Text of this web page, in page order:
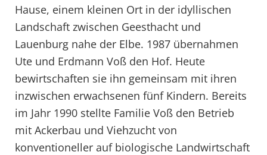
Hause, einem kleinen Ort in der idyllischen
Landschaft zwischen Geesthacht und
Lauenburg nahe der Elbe. 1987 übernahmen
Ute und Erdmann Voß den Hof. Heute
bewirtschaften sie ihn gemeinsam mit ihren
inzwischen erwachsenen fünf Kindern. Bereits
im Jahr 1990 stellte Familie Voß den Betrieb
mit Ackerbau und Viehzucht von
konventioneller auf biologische Landwirtschaft